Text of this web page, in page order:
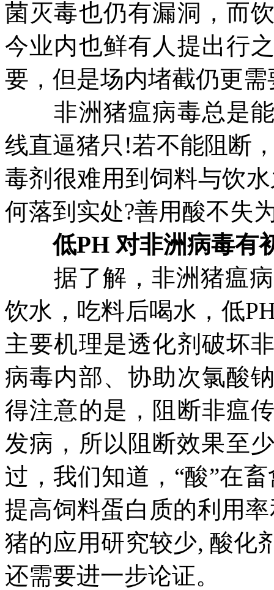
菌灭毒也仍有漏洞，而
今业内也鲜有人提出行
要，但是场内堵截仍更
非洲猪瘟病毒总是能
线直逼猪只!若不能阻断
毒剂很难用到饲料与饮
何落到实处?善用酸不失
低PH 对非洲病毒有
据了解，非洲猪瘟病
饮水，吃料后喝水，低
主要机理是透化剂破坏
病毒内部、协助次氯酸
得注意的是，阻断非瘟
发病，所以阻断效果至
过，我们知道，“酸”在
提高饲料蛋白质的利用
猪的应用研究较少, 酸化
还需要进一步论证。